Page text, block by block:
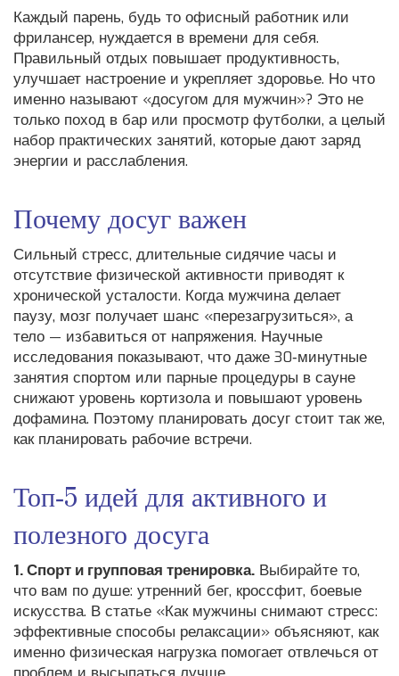
Каждый парень, будь то офисный работник или
фрилансер, нуждается в времени для себя.
Правильный отдых повышает продуктивность,
улучшает настроение и укрепляет здоровье. Но что
именно называют «досугом для мужчин»? Это не
только поход в бар или просмотр футболки, а целый
набор практических занятий, которые дают заряд
энергии и расслабления.
Почему досуг важен
Сильный стресс, длительные сидячие часы и
отсутствие физической активности приводят к
хронической усталости. Когда мужчина делает
паузу, мозг получает шанс «перезагрузиться», а
тело — избавиться от напряжения. Научные
исследования показывают, что даже 30‑минутные
занятия спортом или парные процедуры в сауне
снижают уровень кортизола и повышают уровень
дофамина. Поэтому планировать досуг стоит так же,
как планировать рабочие встречи.
Топ‑5 идей для активного и
полезного досуга
1. Спорт и групповая тренировка. Выбирайте то,
что вам по душе: утренний бег, кроссфит, боевые
искусства. В статье «Как мужчины снимают стресс:
эффективные способы релаксации» объясняют, как
именно физическая нагрузка помогает отвлечься от